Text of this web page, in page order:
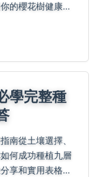
的櫻花樹健康長
學完整種
南從土壤選擇、
何成功種植九層
享和實用表格，